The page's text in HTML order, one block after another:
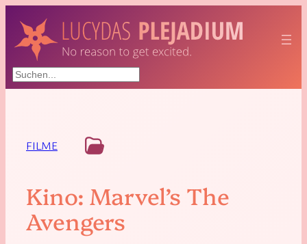
Suchen
FILME
Kino: Marvel’s The
Avengers